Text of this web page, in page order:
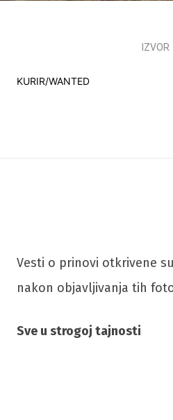
IZVOR
KURIR/WANTED
Vesti o prinovi otkrivene
nakon objavljivanja tih
Sve u strogoj tajnosti